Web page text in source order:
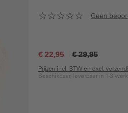
Geen
€ 22,95 € 29,95
Prijzen incl. BTW en excl.
Beschikbaar, leverbaar in 1-3